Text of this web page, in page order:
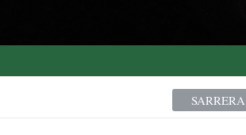
SARRERA